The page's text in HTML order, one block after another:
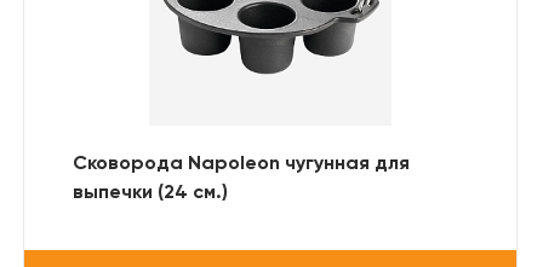
Сковорода Napoleon чугунная для
выпечки (24 см.)